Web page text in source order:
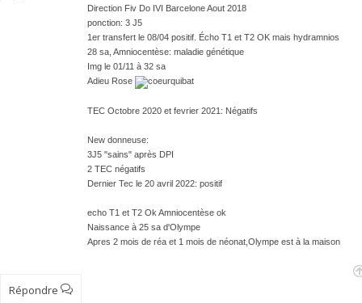
Direction Fiv Do IVI Barcelone Aout 2018
ponction: 3 J5
1er transfert le 08/04 positif. Écho T1 et T2 OK mais hydramnios
28 sa, Amniocentèse: maladie génétique
Img le 01/11 à 32 sa
Adieu Rose
TEC Octobre 2020 et fevrier 2021: Négatifs
New donneuse:
3J5 "sains" après DPI
2 TEC négatifs
Dernier Tec le 20 avril 2022: positif
echo T1 et T2 Ok Amniocentèse ok
Naissance à 25 sa d'Olympe
Apres 2 mois de réa et 1 mois de néonat,Olympe est à la maison
Répondre